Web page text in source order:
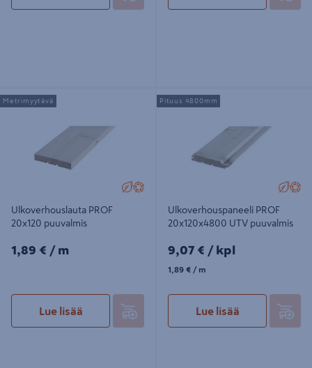
Ulkoverhouslauta PROF 20x120
puuvalmis
Ulkoverhouslauta PROF
20x120 puuvalmis
1,89€/m
1,89 € / m
Lue lisää
Metrimyytävä
Ulkoverhouspaneeli PROF
20x120x4800 UTV puuvalmis
Ulkoverhouspaneeli PROF
20x120x4800 UTV puuvalmis
9,07€/kpl
9,07 € / kpl
1,89€/m
1,89 € / m
Lue lisää
Pituus 4800mm